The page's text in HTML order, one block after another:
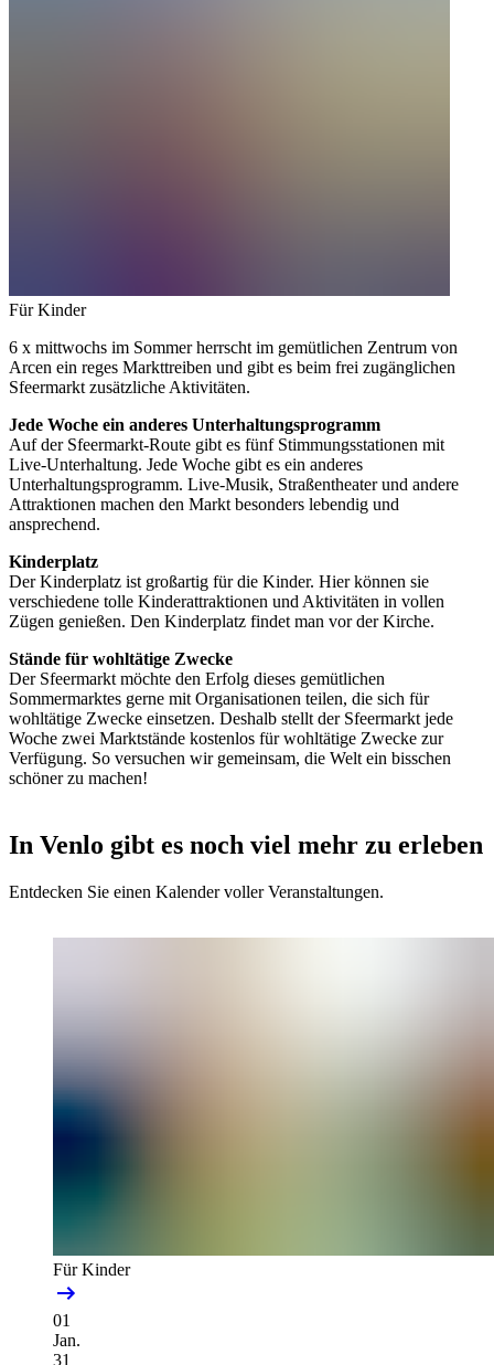
Für Kinder
6 x mittwochs im Sommer herrscht im gemütlichen Zentrum von
Arcen ein reges Markttreiben und gibt es beim frei zugänglichen
Sfeermarkt zusätzliche Aktivitäten.
Jede Woche ein anderes Unterhaltungsprogramm
Auf der Sfeermarkt-Route gibt es fünf Stimmungsstationen mit
Live-Unterhaltung. Jede Woche gibt es ein anderes
Unterhaltungsprogramm. Live-Musik, Straßentheater und andere
Attraktionen machen den Markt besonders lebendig und
ansprechend.
Kinderplatz
Der Kinderplatz ist großartig für die Kinder. Hier können sie
verschiedene tolle Kinderattraktionen und Aktivitäten in vollen
Zügen genießen. Den Kinderplatz findet man vor der Kirche.
Stände für wohltätige Zwecke
Der Sfeermarkt möchte den Erfolg dieses gemütlichen
Sommermarktes gerne mit Organisationen teilen, die sich für
wohltätige Zwecke einsetzen. Deshalb stellt der Sfeermarkt jede
Woche zwei Marktstände kostenlos für wohltätige Zwecke zur
Verfügung. So versuchen wir gemeinsam, die Welt ein bisschen
schöner zu machen!
In Venlo gibt es noch viel mehr zu erleben
Entdecken Sie einen Kalender voller Veranstaltungen.
Für Kinder
01
Jan.
31